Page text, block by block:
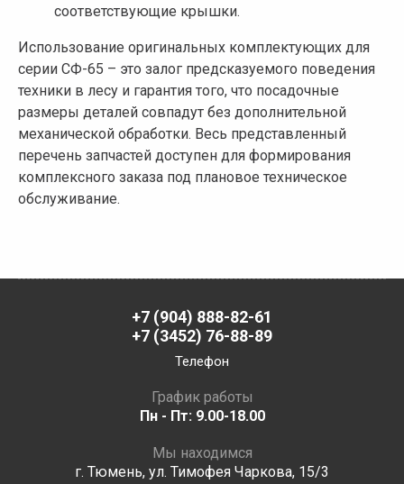
соответствующие крышки.
Использование оригинальных комплектующих для
серии СФ-65 – это залог предсказуемого поведения
техники в лесу и гарантия того, что посадочные
размеры деталей совпадут без дополнительной
механической обработки. Весь представленный
перечень запчастей доступен для формирования
комплексного заказа под плановое техническое
обслуживание.
+7 (904) 888-82-61
+7 (3452) 76-88-89
Телефон
График работы
Пн - Пт: 9.00-18.00
Мы находимся
г. Тюмень, ул. Тимофея Чаркова, 15/3